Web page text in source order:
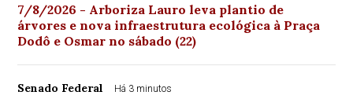
7/8/2026 - Arboriza Lauro leva plantio de
árvores e nova infraestrutura ecológica à Praça
Dodô e Osmar no sábado (22)
Senado Federal Há 3 minutos